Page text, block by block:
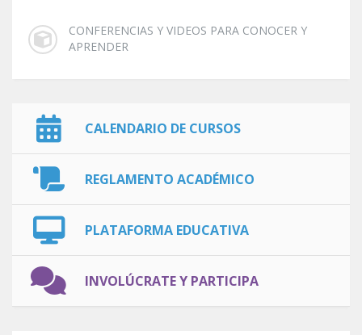
CONFERENCIAS Y VIDEOS PARA CONOCER Y
APRENDER
CALENDARIO DE CURSOS
REGLAMENTO ACADÉMICO
PLATAFORMA EDUCATIVA
INVOLÚCRATE Y PARTICIPA